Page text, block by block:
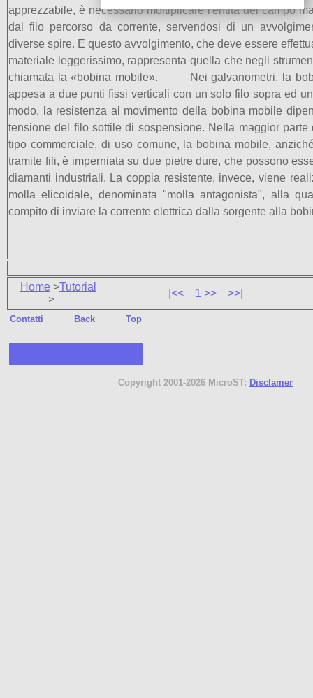
apprezzabile, è necessario moltiplicare l'entità del campo
dal filo percorso da corrente, servendosi di un
diverse spire. E questo avvolgimento, che deve essere
materiale leggerissimo, rappresenta quella che negli
chiamata la «bobina mobile». Nei galvanometri, la
appesa a due punti fissi verticali con un solo filo sopra ed
modo, la resistenza al movimento della bobina mobile
tensione del filo sottile di sospensione. Nella maggior parte
tipo commerciale, di uso comune, la bobina mobile,
tramite fili, è imperniata su due pietre dure, che possono
diamanti industriali. La coppia resistente, invece, viene
molla elicoidale, denominata "molla antagonista", alla
compito di inviare la corrente elettrica dalla sorgente alla
Home >Tutorial
>
|<< 1 >> >>|
Contatti Back Top
Copyright 2001-2026 MicroST: Disclamer